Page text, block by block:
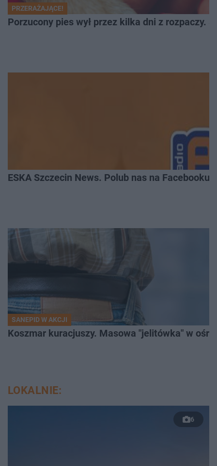
PRZERAŻAJĄCE!
Porzucony pies wył przez kilka dni z rozpaczy.
ESKA Szczecin News. Polub nas na Facebooku!
SANEPID W AKCJI
Koszmar kuracjuszy. Masowa "jelitówka" w
LOKALNIE:
6